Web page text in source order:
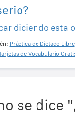
diciendo esta
Práctica de Dictado Libre,
de Vocabulario
se dice